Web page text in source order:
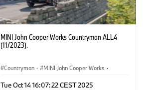
MINI John Cooper Works Countryman ALL4
(11/2023).
Countryman · MINI John Cooper Works ·
Tue Oct 14 16:07:22 CEST 2025